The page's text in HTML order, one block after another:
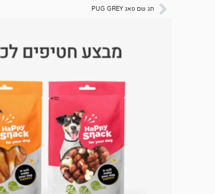
לקוחות
תג שם פאג PUG GREY